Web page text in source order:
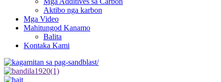
Aktibo nga karbon
Mga Video
Mahitungod Kanamo
Balita
Kontaka Kami